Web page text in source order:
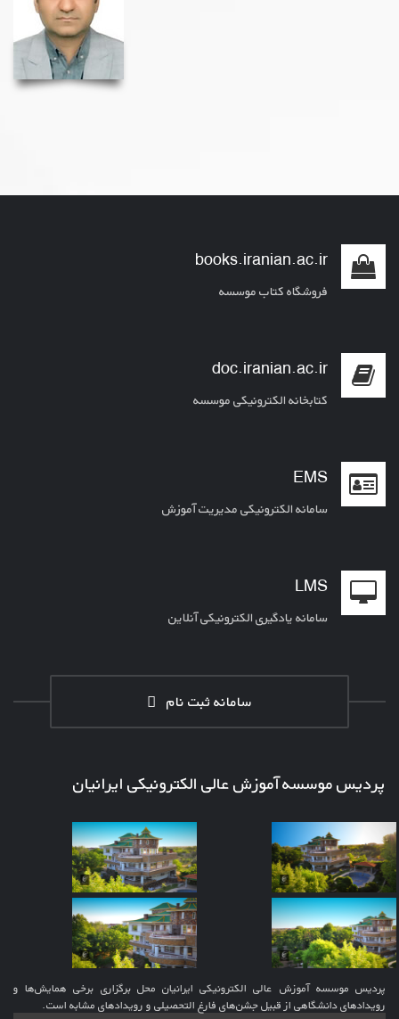
books.iranian.ac.ir
فروشگاه کتاب موسسه
doc.iranian.ac.ir
کتابخانه الکترونیکی موسسه
EMS
سامانه الکترونیکی مدیریت آموزش
LMS
سامانه یادگیری الکترونیکی آنلاین
سامانه ثبت نام
پردیس موسسه آموزش عالی الکترونیکی ایرانیان
پردیس موسسه آموزش عالی الکترونیکی ایرانیان محل برگزاری برخی همایش‌ها و
رویدادهای دانشگاهی از قبیل جشن‌های فارغ التحصیلی و رویدادهای مشابه است.